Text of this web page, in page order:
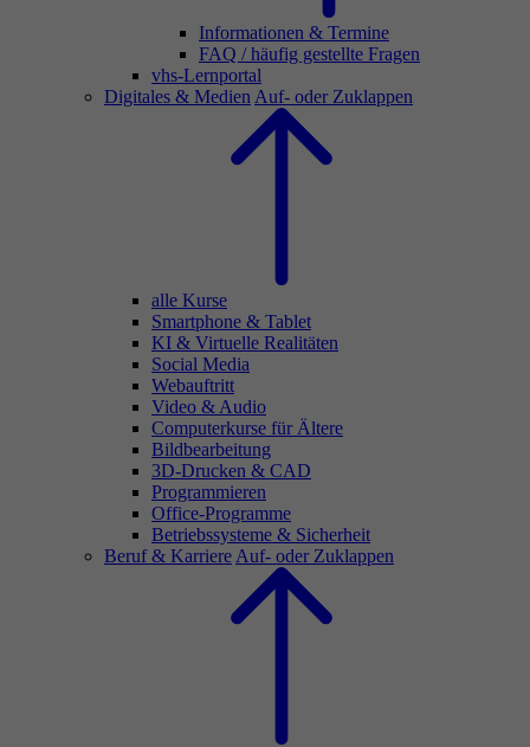
Informationen & Termine
FAQ / häufig gestellte Fragen
vhs-Lernportal
Digitales & Medien Auf- oder Zuklappen
alle Kurse
Smartphone & Tablet
KI & Virtuelle Realitäten
Social Media
Webauftritt
Video & Audio
Computerkurse für Ältere
Bildbearbeitung
3D-Drucken & CAD
Programmieren
Office-Programme
Betriebssysteme & Sicherheit
Beruf & Karriere Auf- oder Zuklappen